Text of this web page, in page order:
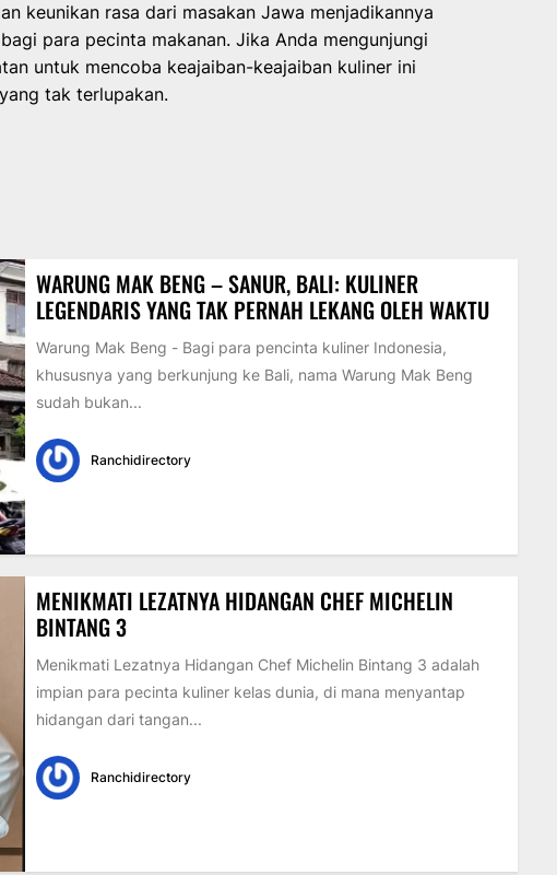
keunikan rasa dari masakan Jawa menjadikannya
para pecinta makanan. Jika Anda mengunjungi
untuk mencoba keajaiban-keajaiban kuliner ini
tak terlupakan.
WARUNG MAK BENG – SANUR, BALI: KULINER
LEGENDARIS YANG TAK PERNAH LEKANG OLEH WAKTU
Warung Mak Beng - Bagi para pencinta kuliner Indonesia,
khususnya yang berkunjung ke Bali, nama Warung Mak Beng
sudah bukan...
Ranchidirectory
MENIKMATI LEZATNYA HIDANGAN CHEF MICHELIN
BINTANG 3
Menikmati Lezatnya Hidangan Chef Michelin Bintang 3 adalah
impian para pecinta kuliner kelas dunia, di mana menyantap
hidangan dari tangan...
Ranchidirectory